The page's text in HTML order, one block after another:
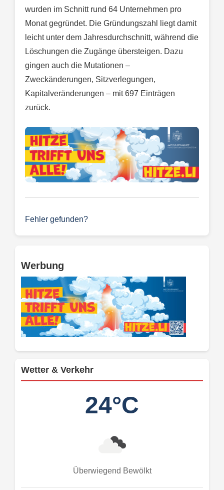
wurden im Schnitt rund 64 Unternehmen pro
Monat gegründet. Die Gründungszahl liegt damit
leicht unter dem Jahresdurchschnitt, während die
Löschungen die Zugänge übersteigen. Dazu
gingen auch die Mutationen –
Zweckänderungen, Sitzverlegungen,
Kapitalveränderungen – mit 697 Einträgen
zurück.
Fehler gefunden?
Werbung
Wetter & Verkehr
24°C
Überwiegend Bewölkt